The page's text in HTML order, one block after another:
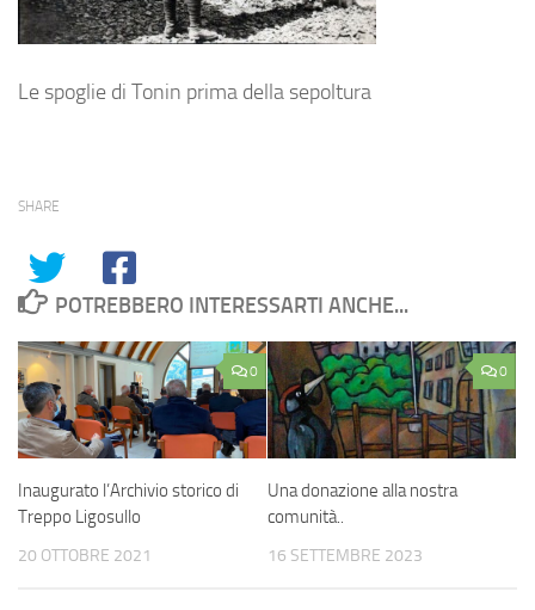
Le spoglie di Tonin prima della sepoltura
SHARE
POTREBBERO INTERESSARTI ANCHE...
0
Inaugurato l’Archivio storico di
Treppo Ligosullo
20 OTTOBRE 2021
0
Una donazione alla nostra
comunità..
16 SETTEMBRE 2023